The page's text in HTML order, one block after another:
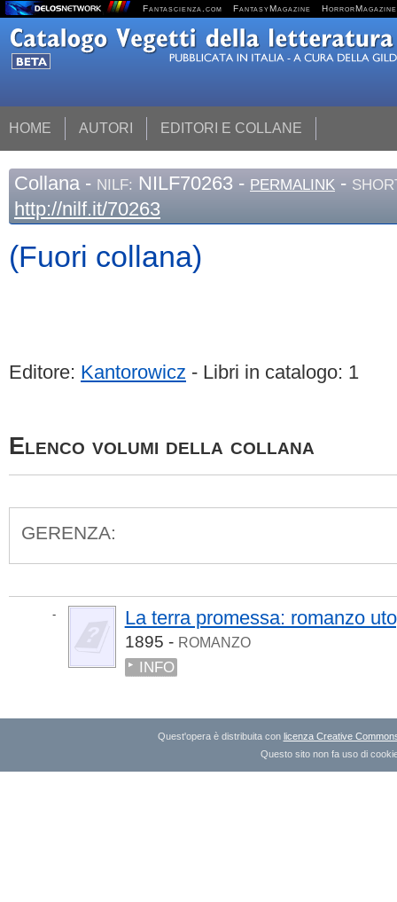
Fantascienza.com FantasyMagazine HorrorMagazine
HOME AUTORI EDITORI E COLLANE
Collana - NILF: NILF70263 - PERMALINK -
http://nilf.it/70263
(Fuori collana)
Editore: Kantorowicz - Libri in catalogo: 1
Elenco volumi della collana
GERENZA:
- La terra promessa: romanzo
1895 - ROMANZO
INFO
Quest'opera è distribuita con licenza Creative
Questo sito non fa uso di